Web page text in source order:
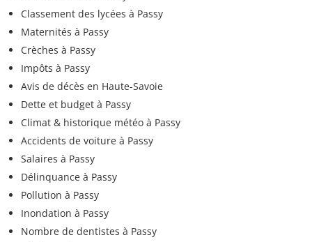
Classement des lycées à Passy
Maternités à Passy
Crèches à Passy
Impôts à Passy
Avis de décès en Haute-Savoie
Dette et budget à Passy
Climat & historique météo à Passy
Accidents de voiture à Passy
Salaires à Passy
Délinquance à Passy
Pollution à Passy
Inondation à Passy
Nombre de dentistes à Passy